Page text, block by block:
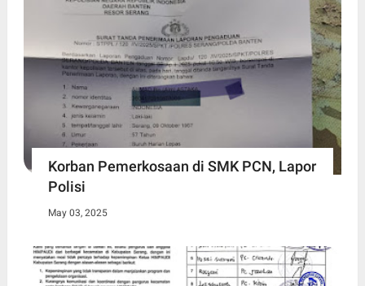
Korban Pemerkosaan di SMK PCN, Lapor
Polisi
May 03, 2025